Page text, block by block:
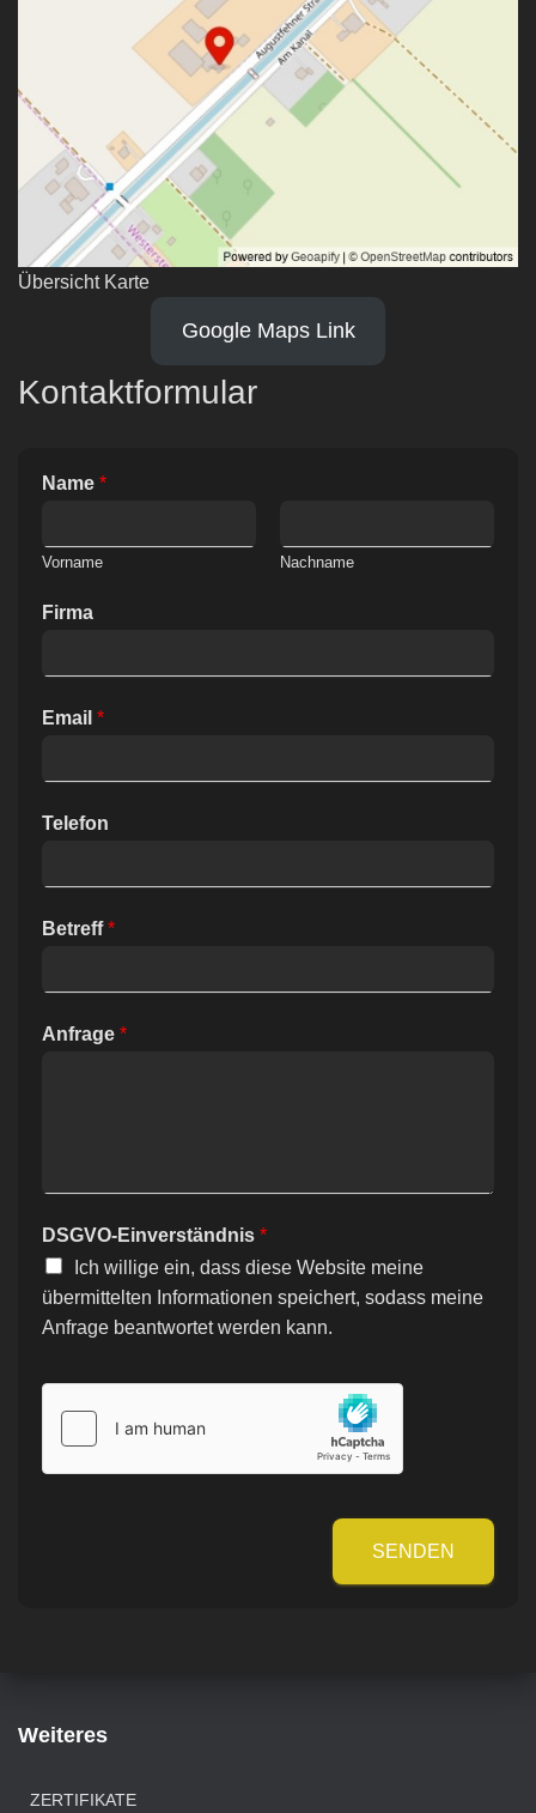
Übersicht Karte
Google Maps Link
Kontaktformular
Name *
Vorname Nachname
Firma
Email *
Telefon
Betreff*
Anfrage *
DSGVO-Einverständnis *
Ich willige ein, dass diese Website meine
übermittelten Informationen speichert, sodass meine
Anfrage beantwortet werden kann.
SENDEN
Weiteres
ZERTIFIKATE